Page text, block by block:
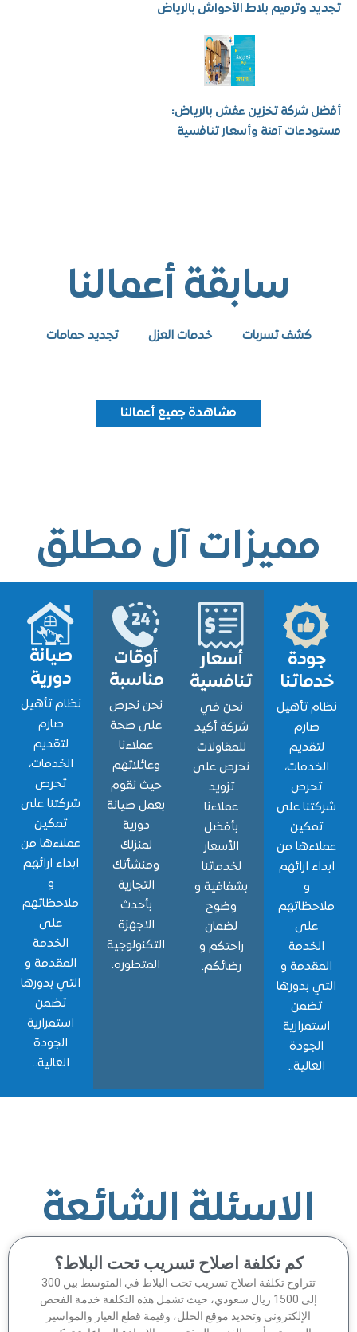
وترميم بلاط الأحواش بالرياض
شركة تخزين عفش بالرياض:
آمنة وأسعار تنافسية
سابقة أعمالنا
كشف تسربات خدمات العزل تجديد حمامات
مشاهدة جميع أعمالنا
آل مطلق
تأهيل
على
من
ارائهم
و
بدورها
أسعار
تنافسية
نحن في
شركة أكيد
للمقاولات
نحرص على
عملاءنا
الأسعار
لخدماتنا
بشفافية و
راحتكم و
رضائكم.
أوقات
مناسبة
نحن نحرص
على صحة
وعائلاتهم
حيث نقوم
بعمل صيانة
ومنشأتك
التجارية
التكنولوجية
المتطوره.
صيانة
دورية
نظام تأهيل
الخدمات،
شركتنا على
عملاءها من
ابداء ارائهم
ملاحظاتهم
الخدمة
المقدمة و
التي بدورها
استمرارية
الاسئلة الشائعة
كم تكلفة اصلاح تسريب تحت البلاط؟
تتراوح تكلفة اصلاح تسريب تحت البلاط في المتوسط بين 300
إلى 1500 ريال سعودي، حيث تشمل هذه التكلفة خدمة الفحص
الإلكتروني وتحديد موقع الخلل، وقيمة قطع الغيار والمواسير